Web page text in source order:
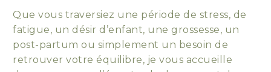
Que vous traversiez une période de stress, de
fatigue, un désir d’enfant, une grossesse, un
post-partum ou simplement un besoin de
retrouver votre équilibre, je vous accueille